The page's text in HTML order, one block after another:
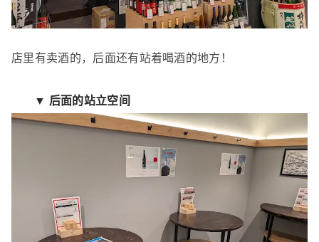
店里有卖酒的，后面还有站着喝酒的地方！
▼ 后面的站立空间